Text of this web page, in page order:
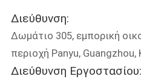
ΠΕΡΊΠΟΥ
ΕΜΕΊΣ
Διεύθυνση:
Δωμάτιο 305, εμπορική
περιοχή Panyu, Guangzhou,
Διεύθυνση Εργοστασίου: